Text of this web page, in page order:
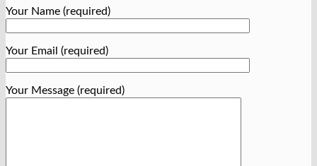
Your Name (required)
Your Email (required)
Your Message (required)